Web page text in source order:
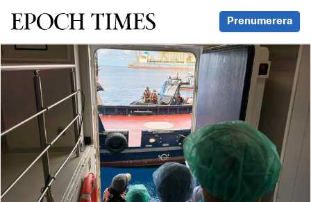
Svenska Epoch Times Prenumerera